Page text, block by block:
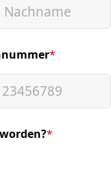
*
*